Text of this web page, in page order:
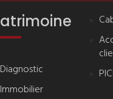
Diagnostic
Immobilier